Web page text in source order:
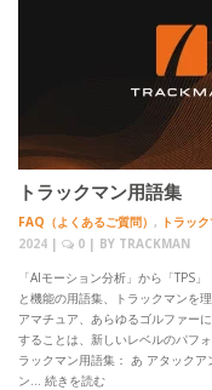
トラックマン用語集
FAQ（よくあるご質問） , トラッ
2024 | 0 | BY TRACKMAN
「AIモーション分析」から「TPS
と機能の用語集、トラックマンを
アマチュア、あらゆるゴルファー
することは、新しいレベルのパフ
ラックマン用語集： あ アタック
ン… 続きを読む